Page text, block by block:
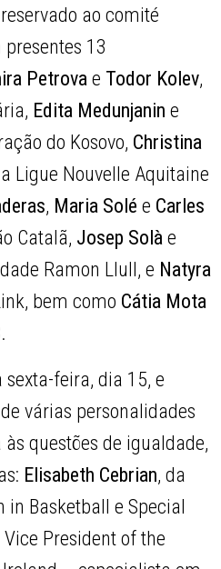
ao comité
13
Petrovae Todor Kolev,
Edita Medunjanin e
do Kosovo, Christina
Ligue Nouvelle Aquitaine
, Maria Solé e Carles
Catalã, Josep Solà e
Ramon Llull, e Natyra
bem como Cátia Mota
feira, dia 15, e
várias personalidades
questões de igualdade,
Elisabeth Cebrian, da
in Basketball e Special
Vice President of the